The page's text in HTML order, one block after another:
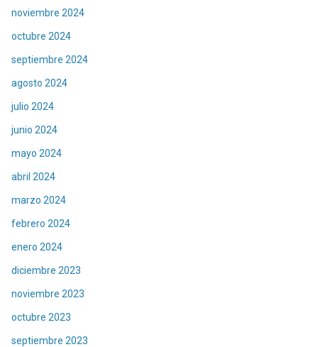
noviembre 2024
octubre 2024
septiembre 2024
agosto 2024
julio 2024
junio 2024
mayo 2024
abril 2024
marzo 2024
febrero 2024
enero 2024
diciembre 2023
noviembre 2023
octubre 2023
septiembre 2023